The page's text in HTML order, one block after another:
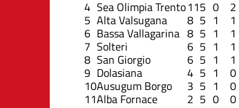
4 Sea Olimpia Trento115 0 2
5 Alta Valsugana 8 5 1 1
6 Bassa Vallagarina 8 5 1 1
7 Solteri 6 5 1 1
8 San Giorgio 6 5 1 1
9 Dolasiana 4 5 1 0
10Ausugum Borgo 3 5 1 0
11Alba Fornace 2 5 0 0